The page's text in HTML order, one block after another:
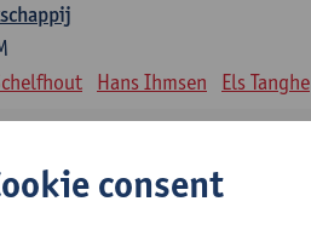
Hans Ihmsen Els Tanghe
Mieghem Astrid Cerpentier
consent